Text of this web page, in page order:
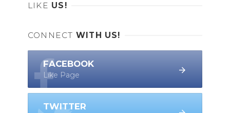
LIKE US!
CONNECT WITH US!
FACEBOOK
Like Page
TWITTER